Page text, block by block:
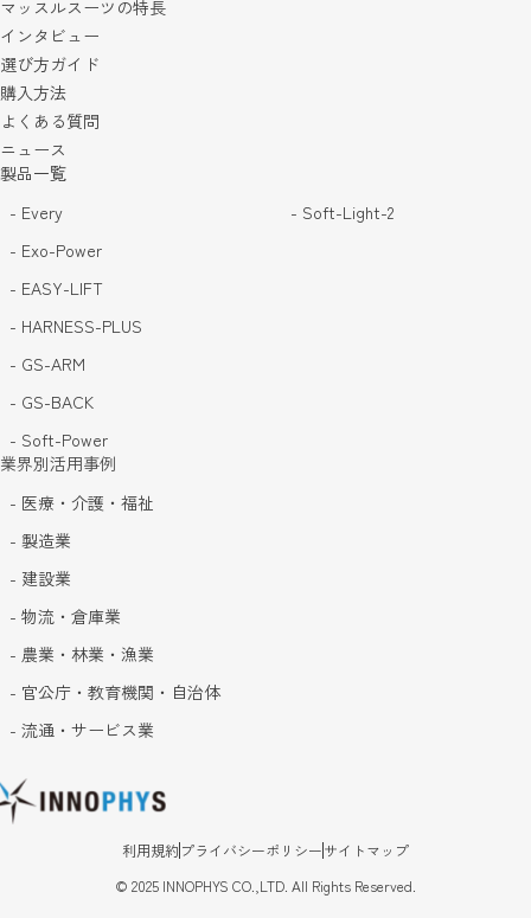
マッスルスーツの特長
インタビュー
選び方ガイド
購入方法
よくある質問
ニュース
製品一覧
- Every
- Exo-Power
- EASY-LIFT
- HARNESS-PLUS
- GS-ARM
- GS-BACK
- Soft-Power
- Soft-Light-2
業界別活用事例
- 医療・介護・福祉
- 製造業
- 建設業
- 物流・倉庫業
- 農業・林業・漁業
- 官公庁・教育機関・自治体
- 流通・サービス業
利用規約 プライバシーポリシーサイトマップ
© 2025 INNOPHYS CO.,LTD. All Rights Reserved.